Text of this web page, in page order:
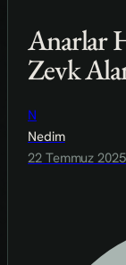
Anarlar
Zevk
N
Nedim
22 Temmuz 2025